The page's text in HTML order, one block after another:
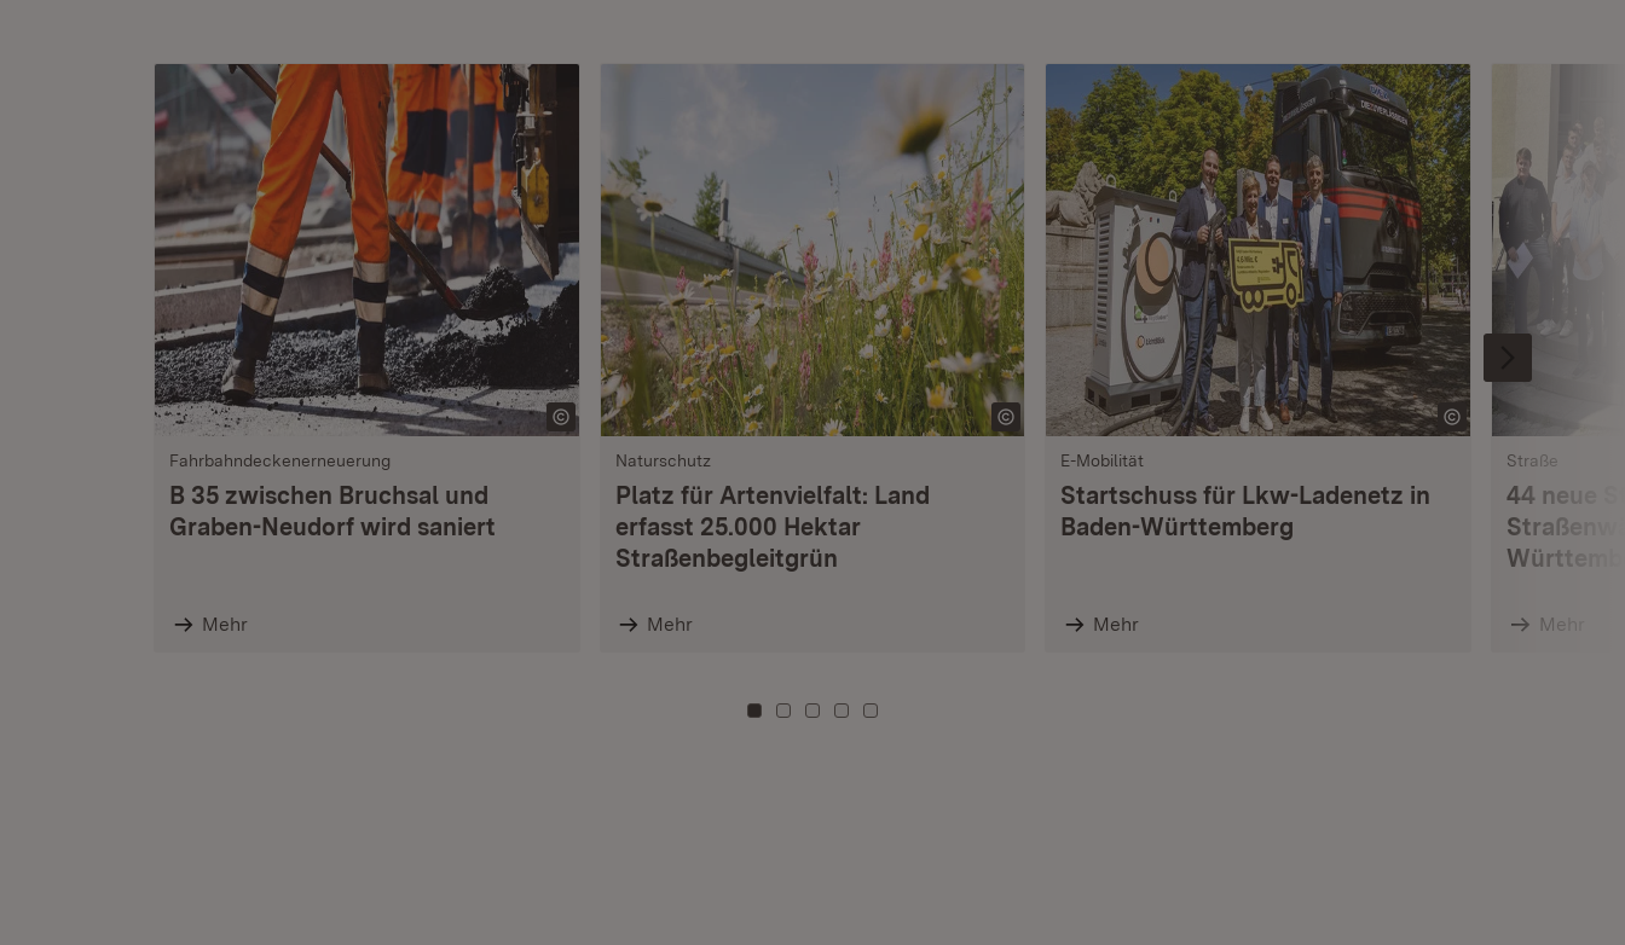
Fahrbahndeckenerneuerung
B 35 zwischen Bruchsal und
Graben-Neudorf wird saniert
Mehr
Naturschutz
Platz für Artenvielfalt: Land
erfasst 25.000 Hektar
Straßenbegleitgrün
Mehr
E-Mobilität
Startschuss für Lkw-Ladenetz in
Baden-Württemberg
Mehr
Straße
44 neue
Mehr
Zu Kachel: 0
Zu Kachel: 3
Zu Kachel: 6
Zu Kachel: 9
Zu Kachel: 12